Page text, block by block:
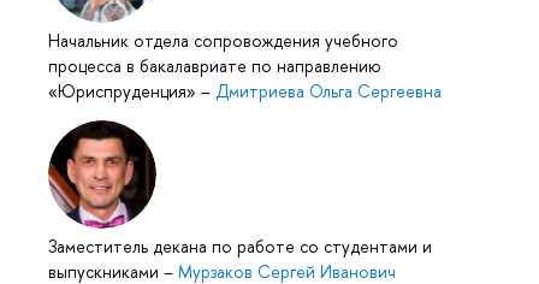
Начальник отдела сопровождения учебного
процесса в бакалавриате по направлению
«Юриспруденция» – Дмитриева Ольга Сергеевна
Заместитель декана по работе со студентами и
выпускниками – Мурзаков Сергей Иванович